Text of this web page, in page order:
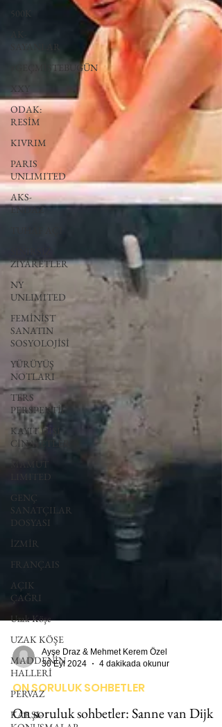
500K
SAYANLAR
#GEÇMİŞTEBUGÜN
XXY
ODAK:
RESİM
KIVRIM
PARIS
UNLIMITED
AKS-
ENDAZ
ZİYARETLER
NY
UNLIMITED
FEMİNİST
SANATIN
SOSYOLOJİSİ
YÜRÜYÜŞ
NOTLARI
TERS
PERSPEKTİF
KAYIT DIŞI
CİNAYETLER
MAMUT
LIMITED
GENÇ
SANATÇILAR
DOSYASI
İZMİR
FRANÇAIS
AÇIK
ÇAĞRI
Uzak Köşe
UZAK KÖŞE
MADDENİN
HALLERİ
PERVAZ
KARŞI-
Ayşe Draz & Mehmet Kerem Özel
30 Eyl 2024
4 dakikada okunur
ON SORULUK SOHBETLER